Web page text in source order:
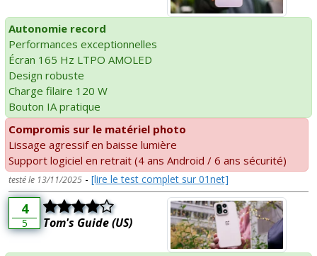
Autonomie record
Performances exceptionnelles
Écran 165 Hz LTPO AMOLED
Design robuste
Charge filaire 120 W
Bouton IA pratique
Compromis sur le matériel photo
Lissage agressif en baisse lumière
Support logiciel en retrait (4 ans Android / 6 ans sécurité)
testé le 13/11/2025 - [lire le test complet sur 01net]
4
5 Tom's Guide (US)